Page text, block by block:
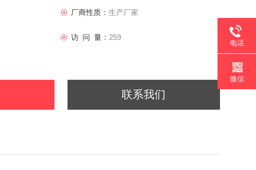
厂商性质： 生产厂家
访 问 量： 259
联系我们
电话
微信